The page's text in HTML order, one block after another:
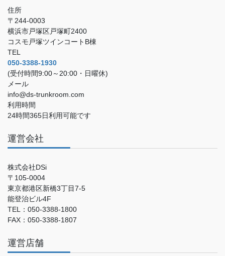
住所
〒244-0003
横浜市戸塚区戸塚町2400
コスモ戸塚ツインコートB棟
TEL
050-3388-1930
(受付時間9:00～20:00・日曜休)
メール
info@ds-trunkroom.com
利用時間
24時間365日利用可能です
運営会社
株式会社DSi
〒105-0004
東京都港区新橋3丁目7-5
能登治ビル4F
TEL：050-3388-1800
FAX：050-3388-1807
運営店舗